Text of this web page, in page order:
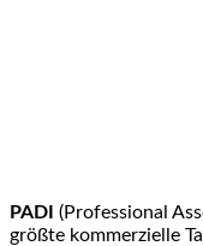
PADI (Professional
größte kommerzielle